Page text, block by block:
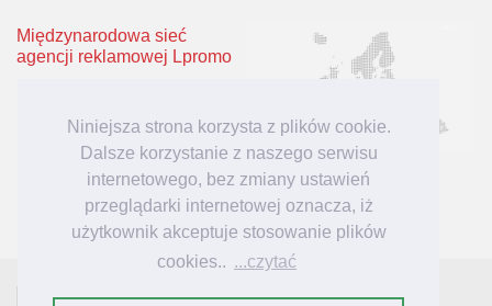
Niniejsza strona korzysta z plików cookie.
Dalsze korzystanie z naszego serwisu
internetowego, bez zmiany ustawień
przeglądarki internetowej oznacza, iż
użytkownik akceptuje stosowanie plików
cookies.. ...czytać
Międzynarodowa sieć
agencji reklamowej Lpromo
Wielka Brytania
Niemcy